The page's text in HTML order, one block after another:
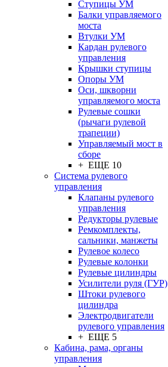
Ступицы УМ
Балки управляемого
моста
Втулки УМ
Кардан рулевого
управления
Крышки ступицы
Опоры УМ
Оси, шкворни
управляемого моста
Рулевые сошки
(рычаги рулевой
трапеции)
Управляемый мост в
сборе
+ ЕЩЕ 10
Система рулевого
управления
Клапаны рулевого
управления
Редукторы рулевые
Ремкомплекты,
сальники, манжеты
Рулевое колесо
Рулевые колонки
Рулевые цилиндры
Усилители руля (ГУР)
Штоки рулевого
цилиндра
Электродвигатели
рулевого управления
+ ЕЩЕ 5
Кабина, рама, органы
управления